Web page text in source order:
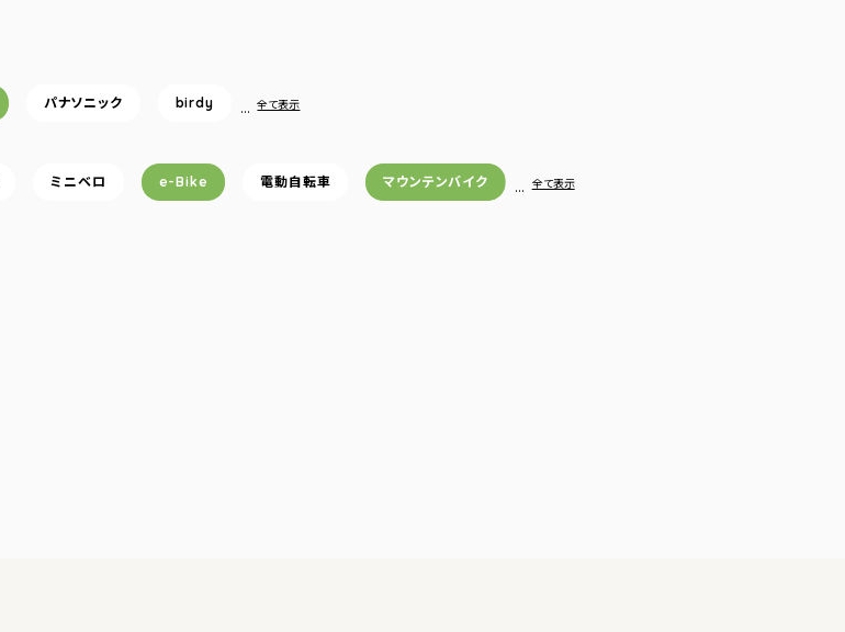
パナソニック birdy … 全て表示
ミニベロ e-Bike 電動自転車 マウンテンバイク … 全て表示